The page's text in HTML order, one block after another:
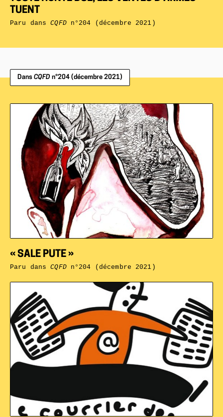
TUENT
Paru dansCQFDn°204 (décembre 2021)
Dans CQFD n°204 (décembre 2021)
« SALE PUTE »
Paru dansCQFDn°204 (décembre 2021)